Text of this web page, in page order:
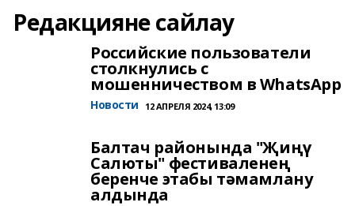
Редакцияне сайлау
Российские пользователи
столкнулись с
мошенничеством в WhatsApp
Новости 12 АПРЕЛЯ 2024, 13:09
Балтач районында "Җиңү
Салюты" фестиваленең
беренче этабы тәмамлану
алдында